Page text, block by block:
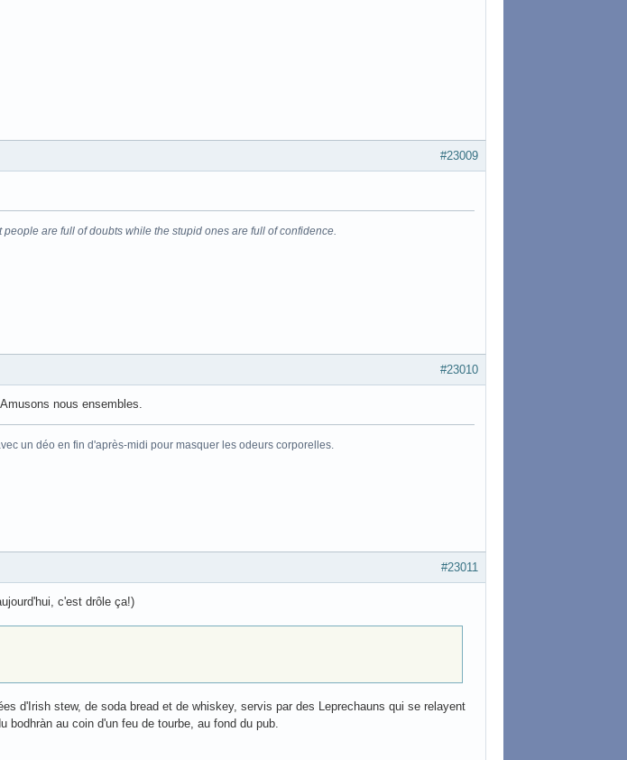
#23009
are full of doubts while the stupid ones are full of confidence.
#23010
nous ensembles.
un déo en fin d'après-midi pour masquer les odeurs corporelles.
#23011
c'est drôle ça!)
d'Irish stew, de soda bread et de whiskey, servis par des Leprechauns qui se relayent
bodhràn au coin d'un feu de tourbe, au fond du pub.